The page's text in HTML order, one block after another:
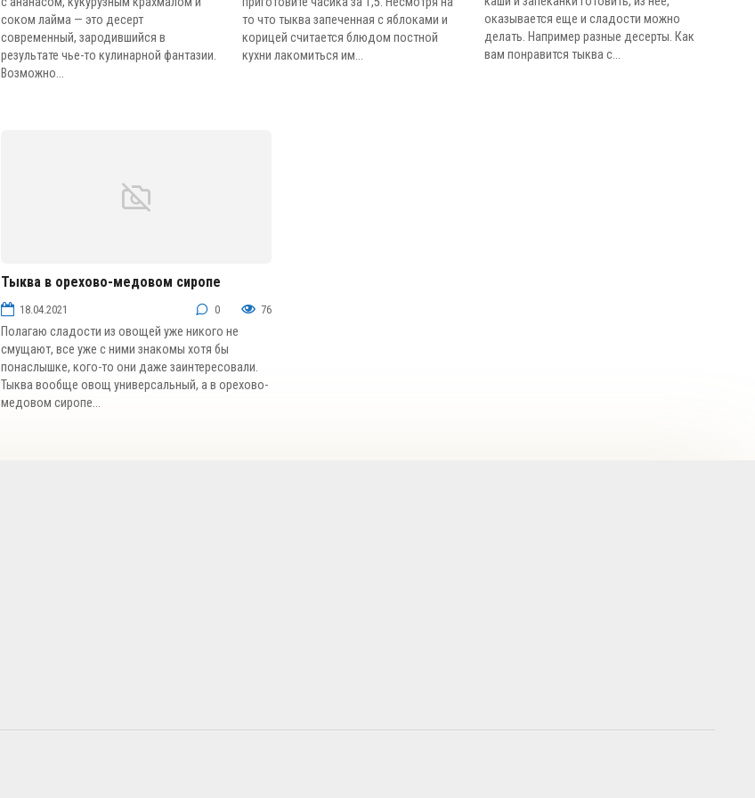
соком лайма — это десерт
современный, зародившийся в
результате чье-то кулинарной фантазии.
Возможно...
то что тыква запеченная с яблоками и
корицей считается блюдом постной
кухни лакомиться им...
оказывается еще и сладости можно
делать. Например разные десерты. Как
вам понравится тыква с...
Тыква в орехово-медовом сиропе
18.04.2021 0 76
Полагаю сладости из овощей уже никого не
смущают, все уже с ними знакомы хотя бы
понаслышке, кого-то они даже заинтересовали.
Тыква вообще овощ универсальный, а в орехово-
медовом сиропе...